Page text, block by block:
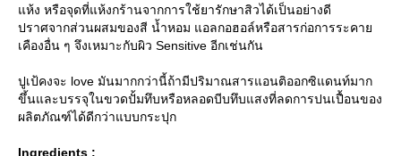
ห้ง หรือจุดที่แห้งกร้านจากการใช้ยารักษาสิวได้เป็นอย่างดี
ปราศจากส่วนผสมของสี น้ำหอม แอลกอฮอล์หรือสารก่อการระคา
เคืองอื่น ๆ จึงเหมาะกับผิว Sensitive อีกเช่นกัน
ปูเป้คงจะ love มันมากกว่านี้ถ้ามีปริมาณสารแอนติออกซิแดนท์มาก
ขึ้นและบรรจุในขวดปั้มทึบหรือหลอดบีบทึบแสงที่ลดการปนเปื้อนของ
ผลิตภัณฑ์ได้ดีกว่าแบบกระปุก
Ingredients :